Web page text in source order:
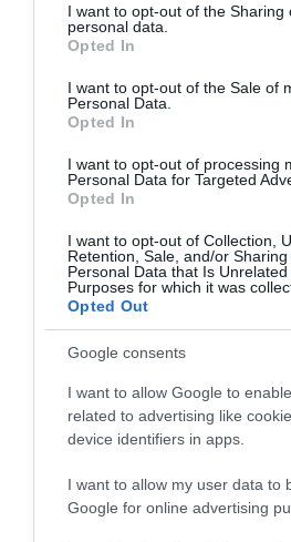
not limited to your visit or usage
grant or deny consent to Google
use your data for below specified
consent section.
I want to opt-out of the Sharing
personal data.
Opted In
I want to opt-out of the Sale of
Personal Data.
Opted In
I want to opt-out of processing
Personal Data for Targeted
Opted In
I want to opt-out of Collection,
Retention, Sale, and/or
Personal Data that Is
Purposes for which it was
Opted Out
Google consents
I want to allow Google to
related to advertising like
device identifiers in apps.
I want to allow my user data to
Google for online advertising
27.07.2026
Έρχεται το Vegan Vibes
Συνταγή: Εύκολο και